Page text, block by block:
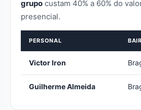
grupo custam 40% a 60% do
presencial.
PERSONAL
Victor Iron
Guilherme Almeida